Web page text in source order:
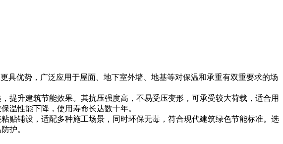
具优势，广泛应用于屋面、地下室外墙、地基等对保温和承重有双重要求的场
提升建筑节能效果。其抗压强度高，不易受压变形，可承受较大荷载，适合用
温性能下降，使用寿命长达数十年。
贴铺设，适配多种施工场景，同时环保无毒，符合现代建筑绿色节能标准。选
护。